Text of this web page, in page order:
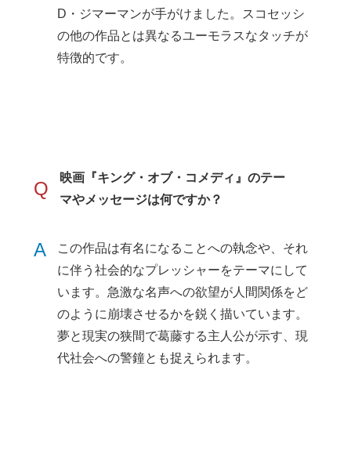
D・ジマーマンが手がけました。スコセッシ
の他の作品とは異なるユーモラスなタッチが
特徴的です。
Q
映画『キング・オブ・コメディ』のテー
マやメッセージは何ですか？
A
この作品は有名になることへの執念や、それ
に伴う社会的なプレッシャーをテーマにして
います。急激な名声への欲望が人間関係をど
のように崩壊させるかを鋭く描いています。
夢と現実の狭間で葛藤する主人公が示す、現
代社会への警鐘とも捉えられます。